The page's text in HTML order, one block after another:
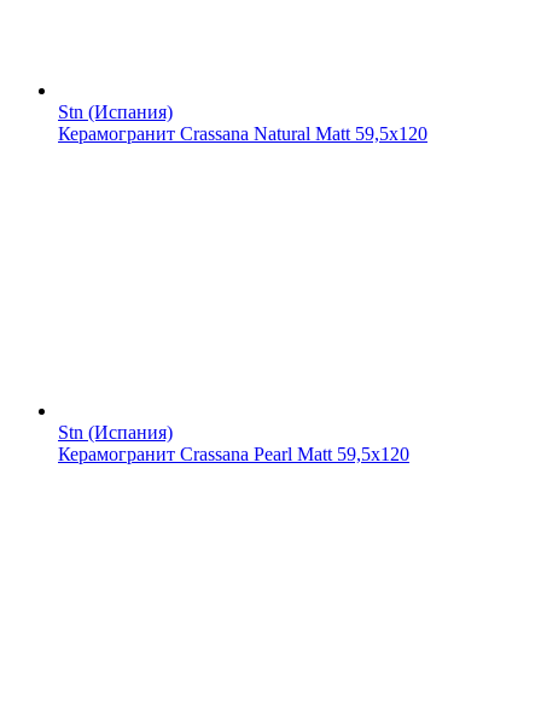
Stn (Испания)
Керамогранит Crassana Natural Matt 59,5x120
Stn (Испания)
Керамогранит Crassana Pearl Matt 59,5x120